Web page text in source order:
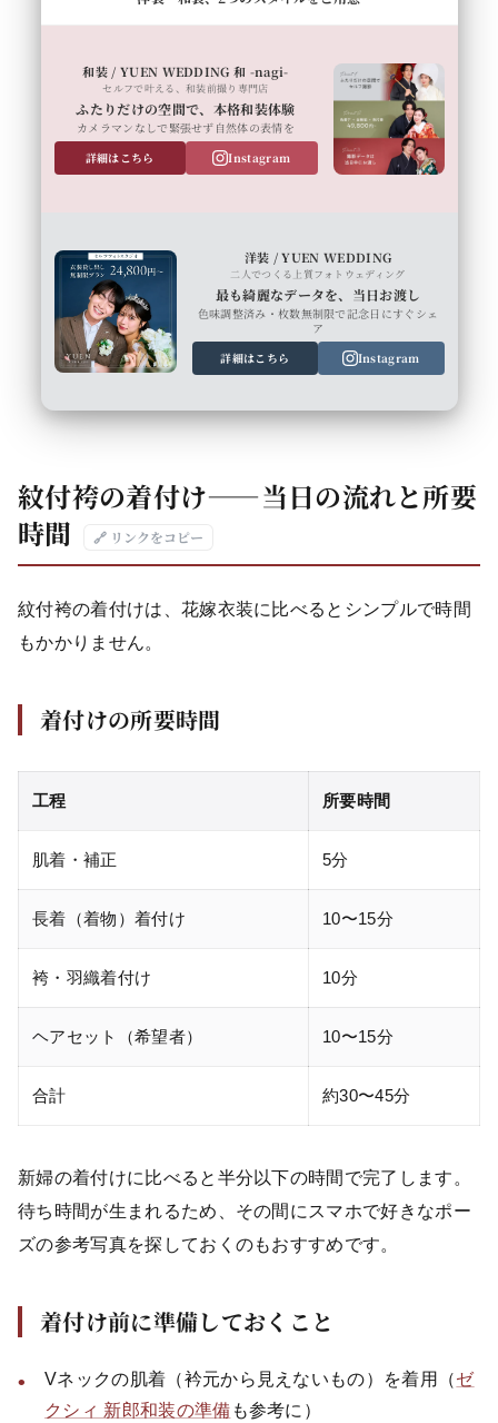
和装 / YUEN WEDDING 和 -nagi-
セルフで叶える、和装前撮り専門店
ふたりだけの空間で、本格和装体験
カメラマンなしで緊張せず自然体の表情を
詳細はこちら
Instagram
洋装 / YUEN WEDDING
二人でつくる上質フォトウェディング
最も綺麗なデータを、当日お渡し
色味調整済み・枚数無制限で記念日にすぐシェ
ア
詳細はこちら
Instagram
紋付袴の着付け——当日の流れと所要
時間
🔗 リンクをコピー
紋付袴の着付けは、花嫁衣装に比べるとシンプルで時間
もかかりません。
着付けの所要時間
工程 所要時間
肌着・補正 5分
長着（着物）着付け 10〜15分
袴・羽織着付け 10分
ヘアセット（希望者） 10〜15分
合計 約30〜45分
新婦の着付けに比べると半分以下の時間で完了します。
待ち時間が生まれるため、その間にスマホで好きなポー
ズの参考写真を探しておくのもおすすめです。
着付け前に準備しておくこと
Vネックの肌着（衿元から見えないもの）を着用（ゼ
クシィ 新郎和装の準備 も参考に）